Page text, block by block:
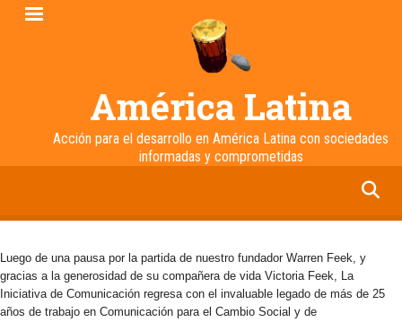
Pasar
América Latina
Acción para el desarrollo en América Latina con sociedades
informadas y comprometidas
Luego de una pausa por la partida de nuestro fundador Warren Feek, y
gracias a la generosidad de su compañera de vida Victoria Feek, La
Iniciativa de Comunicación regresa con el invaluable legado de más de 25
años de trabajo en Comunicación para el Cambio Social y de